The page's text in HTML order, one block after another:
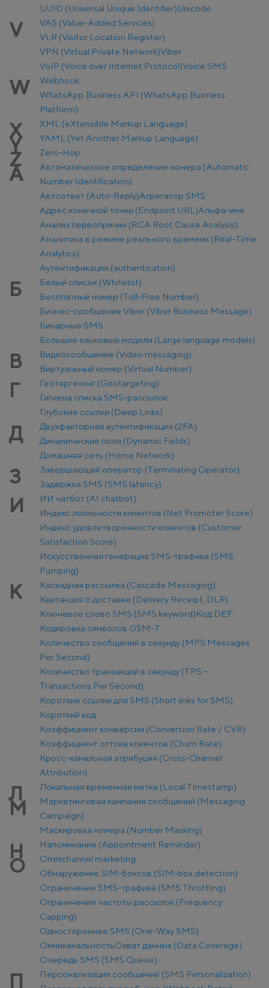
UUID (Universal Unique Identifier)Unicode
V
VAS (Value-Added Services)
VLR (Visitor Location Register)
VPN (Virtual Private Network)Viber
VoIP (Voice over Internet Protocol)Voice SMS
W
Webhook
WhatsApp Business API (WhatsApp Business
Platform)
X XML (eXtensible Markup Language)
Y YAML (Yet Another Markup Language)
Z Zero-Hop
А
Автоматическое определение номера (Automatic
Number Identification)
Автоответ (Auto-Reply)Агрегатор SMS
Адрес конечной точки (Endpoint URL)Альфа-имя
Анализ первопричин (RCA Root Cause Analysis)
Аналитика в режиме реального времени (Real-Time
Analytics)
Аутентификация (authentication)
Б
Белый список (Whitelist)
Бесплатный номер (Toll-Free Number)
Бизнес-сообщение Viber (Viber Business Message)
Бинарные SMS
Большие языковые модели (Large language models)
В
Видеосообщение (Video messaging)
Виртуальный номер (Virtual Number)
Г
Геотаргетинг (Geotargeting)
Гигиена списка SMS-рассылок
Глубокие ссылки (Deep Links)
Д
Двухфакторная аутентификация (2FA)
Динамические поля (Dynamic Fields)
Домашняя сеть (Home Network)
З
Завершающий оператор (Terminating Operator)
Задержка SMS (SMS latency)
И
ИИ чатбот (AI chatbot)
Индекс лояльности клиентов (Net Promoter Score)
Индекс удовлетворённости клиентов (Customer
Satisfaction Score)
Искусственная генерация SMS-трафика (SMS
Pumping)
К
Каскадная рассылка (Cascade Messaging)
Квитанция о доставке (Delivery Receipt, DLR)
Ключевое слово SMS (SMS keyword)Код DEF
Кодировка символов GSM-7
Количество сообщений в секунду (MPS Messages
Per Second)
Количество транзакций в секунду (TPS –
Transactions Per Second)
Короткие ссылки для SMS (Short links for SMS)
Короткий код
Коэффициент конверсии (Conversion Rate / CVR)
Коэффициент оттока клиентов (Churn Rate)
Кросс-канальная атрибуция (Cross-Channel
Attribution)
Л Локальная временная метка (Local Timestamp)
М
Маркетинговая кампания сообщений (Messaging
Campaign)
Маскировка номера (Number Masking)
Н Напоминание (Appointment Reminder)
О
Оmnichannel marketing
Обнаружение SIM-боксов (SIM-box detection)
Ограничение SMS-трафика (SMS Throttling)
Ограничение частоты рассылок (Frequency
Capping)
Одностороннее SMS (One-Way SMS)
ОмниканальностьОхват данных (Data Coverage)
Очередь SMS (SMS Queue)
П
Персонализация сообщений (SMS Personalization)